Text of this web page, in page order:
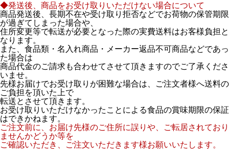
◆発送後、商品をお受け取りいただけない場合について
商品発送後、長期不在や受け取り拒否などでお荷物の保管期限
が過ぎてしまった場合や、
住所変更等で転送が必要となった際の実費送料はお客様負担と
なります。
また、食品類・名入れ商品・メーカー返品不可商品などであっ
た場合は
商品代金のご請求も合わせてさせて頂きますのでご了承くださ
いませ。
先様お届けでお受け取りが困難な場合は、ご注文者様へ送料の
ご負担を頂いた上で
転送とさせて頂きます。
お受け取りいただけなかったことによる食品の賞味期限の保証
はできかねます。
ご注文前に、お届け先様のご住所に誤りや、ご転居されており
ませんかどうか等を
ご確認いただき、ご注文いただきます様お願いいたします。